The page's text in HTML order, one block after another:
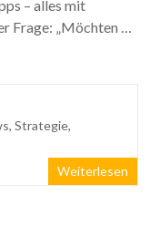
– alles mit
Frage: „Möchten …
,Strategie,
Weiterlesen